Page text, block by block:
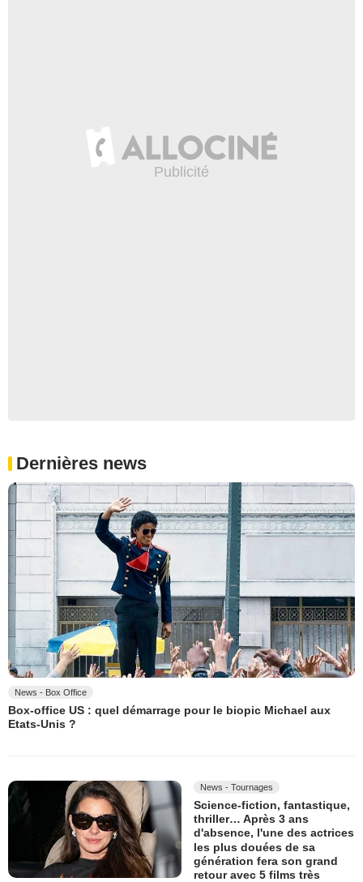
Dernières news
News - Box Office
Box-office US : quel démarrage pour le biopic Michael aux
Etats-Unis ?
News - Tournages
Science-fiction, fantastique,
thriller… Après 3 ans
d'absence, l'une des actrices
les plus douées de sa
génération fera son grand
retour avec 5 films très